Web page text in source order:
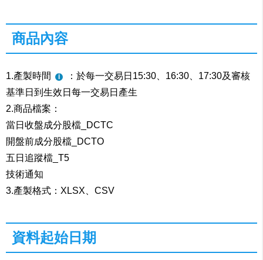
商品內容
1.產製時間
：於每一交易日15:30、16:30、17:30及審核
基準日到生效日每一交易日產生
2.商品檔案：
當日收盤成分股檔_DCTC
開盤前成分股檔_DCTO
五日追蹤檔_T5
技術通知
3.產製格式：XLSX、CSV
資料起始日期